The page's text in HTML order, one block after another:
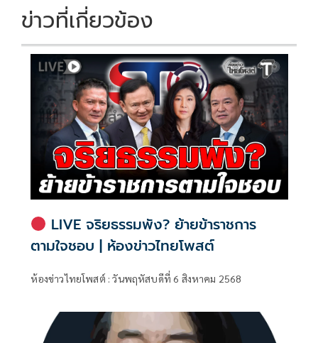
k k
ข่าวที่เกี่ยวข้อง
LIVE จริยธรรมพัง? ย้ายข้าราชการ
ตามใจชอบ | ห้องข่าวไทยโพสต์
ห้องข่าวไทยโพสต์ : วันพฤหัสบดีที่ 6 สิงหาคม 2568